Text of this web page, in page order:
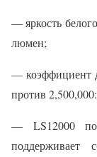
— яркость
люмен;
— коэффициент
против
— LS12000
поддерживает